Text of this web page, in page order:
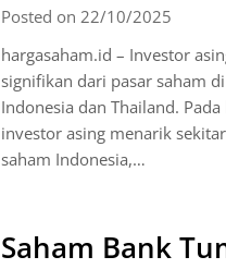
Posted on 22/10/2025
hargasaham.id – Investor
signifikan dari pasar saham
Indonesia dan Thailand.
investor asing menarik
saham Indonesia,…
Saham Bank